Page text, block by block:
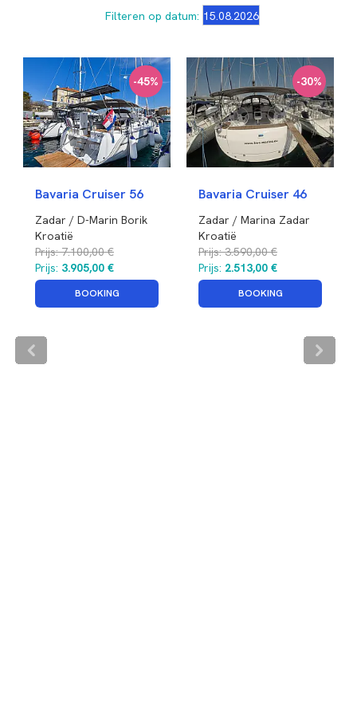
Filteren op datum:
-45%
Bavaria Cruiser 56
Zadar / D-Marin Borik
Kroatië
Prijs:7.100,00 €
Prijs: 3.905,00 €
BOOKING
-30%
Bavaria Cruiser 46
Zadar / Marina Zadar
Kroatië
Prijs:3.590,00 €
Prijs: 2.513,00 €
BOOKING